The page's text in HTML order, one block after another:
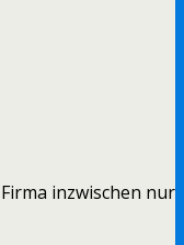
inzwischen nur